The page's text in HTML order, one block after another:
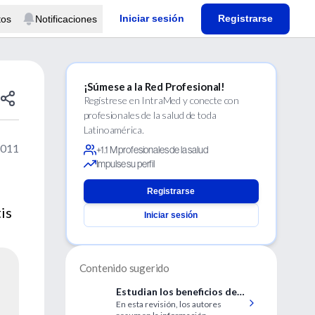
Notificaciones Iniciar sesión Registrarse
¡Súmese a la Red Profesional!
Regístrese en IntraMed y conecte con
profesionales de la salud de toda
Latinoamérica.
+1.1 M profesionales de la salud
Impulse su perfil
Registrarse
Iniciar sesión
Contenido sugerido
Estudian los beneficios de
la actividad física sobre los
En esta revisión, los autores